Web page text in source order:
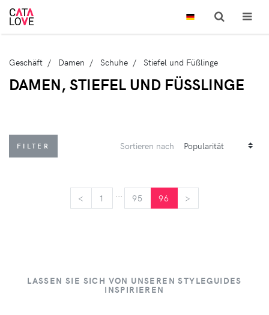
Geschäft Damen Schuhe Stiefel und Füßlinge
DAMEN, STIEFEL UND FÜSSLINGE
FILTER Sortieren nach
< 1 ... 95 96 >
LASSEN SIE SICH VON UNSEREN STYLEGUIDES
INSPIRIEREN